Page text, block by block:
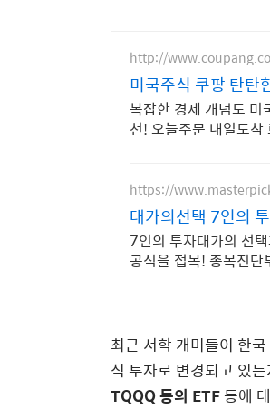
http://
미국주식 쿠팡 탄탄
복잡한 경제 개념도 미
천! 오늘주문 내일도
https://
대가의선택 7인의
7인의 투자대가의 선
공식을 접목! 종목진단
최근 서학 개미들이 한
식 투자로 변경되고 있
TQQQ 등의 ETF등에